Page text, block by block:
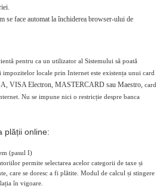
se face automat la închiderea browser-ului de
pentru ca un utilizator al Sistemului să poată
impozitelor locale prin Internet este existența unui card
VISA Electron, MASTERCARD sau Maestro, card
Nu se impune nici o restricție despre banca
plății online:
(pasul I)
permite selectarea acelor categorii de taxe și
care se doresc a fi plătite. Modul de calcul și stingere
în vigoare.